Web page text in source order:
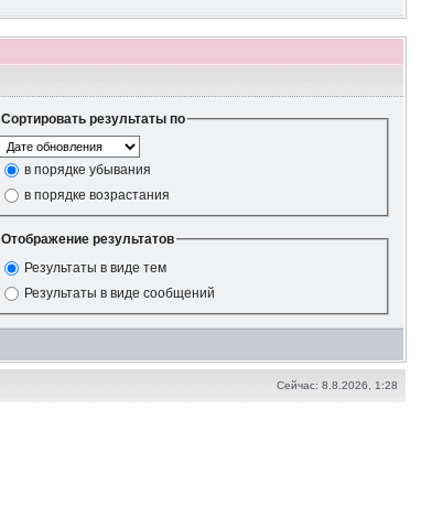
Сортировать результаты по
в порядке убывания
в порядке возрастания
Отображение результатов
Результаты в виде тем
Результаты в виде сообщений
Сейчас: 8.8.2026, 1:28